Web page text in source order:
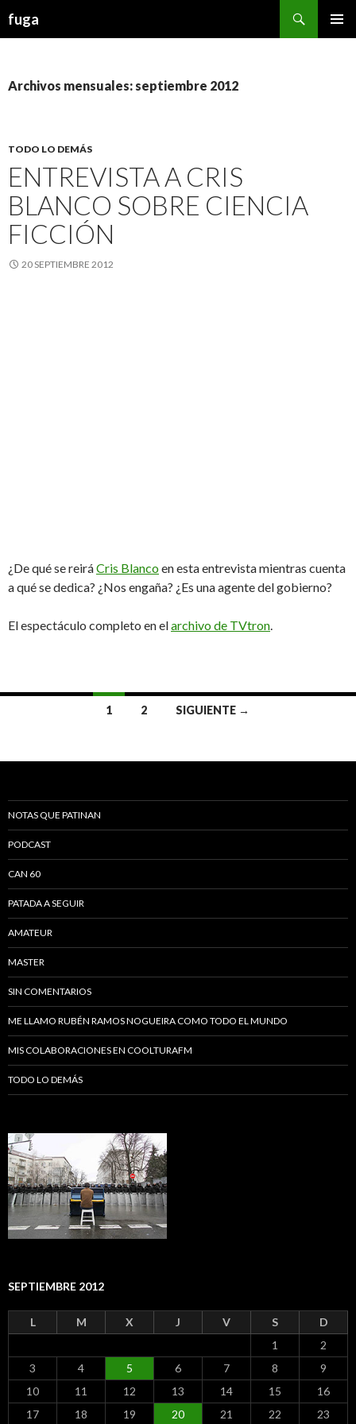
fuga
Archivos mensuales: septiembre 2012
TODO LO DEMÁS
ENTREVISTA A CRIS
BLANCO SOBRE CIENCIA
FICCIÓN
20 SEPTIEMBRE 2012
¿De qué se reiráCris Blancoen esta entrevista mientras cuenta
a qué se dedica? ¿Nos engaña? ¿Es una agente del gobierno?
El espectáculo completo en elarchivo de TVtron.
1 2 SIGUIENTE →
NOTAS QUE PATINAN
PODCAST
CAN 60
PATADA A SEGUIR
AMATEUR
MASTER
SIN COMENTARIOS
ME LLAMO RUBÉN RAMOS NOGUEIRA COMO TODO EL MUNDO
MIS COLABORACIONES EN COOLTURAFM
TODO LO DEMÁS
SEPTIEMBRE 2012
L M X J V S
D
1
2
3
4 5 6 7 8
9
10
11 12 13 14 15
16
17
18 19 20 21 22 23